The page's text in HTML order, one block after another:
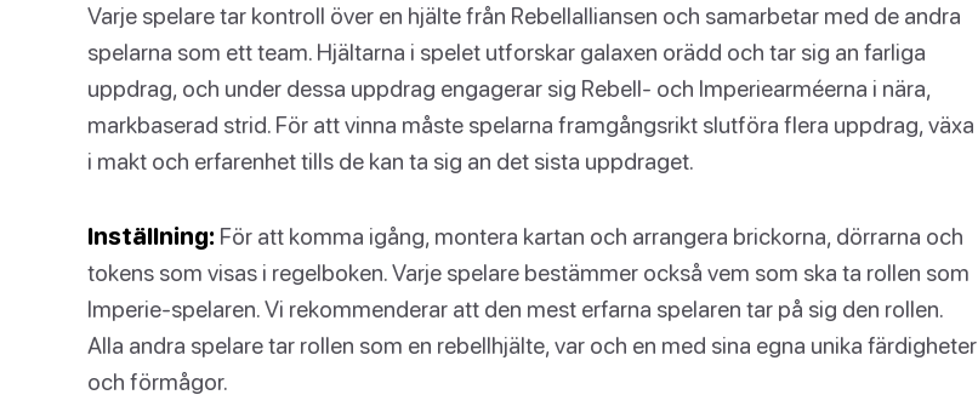
Varje spelare tar kontroll över en hjälte från Rebellalliansen och samarbetar med de andra
spelarna som ett team. Hjältarna i spelet utforskar galaxen orädd och tar sig an farliga
uppdrag, och under dessa uppdrag engagerar sig Rebell- och Imperiearméerna i nära,
markbaserad strid. För att vinna måste spelarna framgångsrikt slutföra flera uppdrag, växa
i makt och erfarenhet tills de kan ta sig an det sista uppdraget.
Inställning: För att komma igång, montera kartan och arrangera brickorna, dörrarna och
tokens som visas i regelboken. Varje spelare bestämmer också vem som ska ta rollen som
Imperie-spelaren. Vi rekommenderar att den mest erfarna spelaren tar på sig den rollen.
Alla andra spelare tar rollen som en rebellhjälte, var och en med sina egna unika färdigheter
och förmågor.